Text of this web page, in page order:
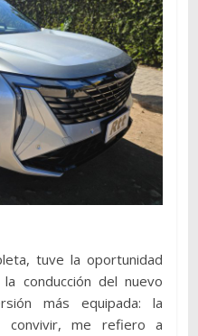
tuve la oportunidad
conducción del nuevo
más equipada: la
convivir, me refiero a